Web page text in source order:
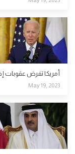
أمريكا تفرض عقوبات
May 19, 2023